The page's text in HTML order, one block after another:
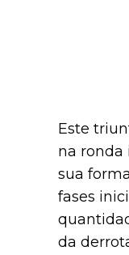
Este
na ronda
sua
fases
da